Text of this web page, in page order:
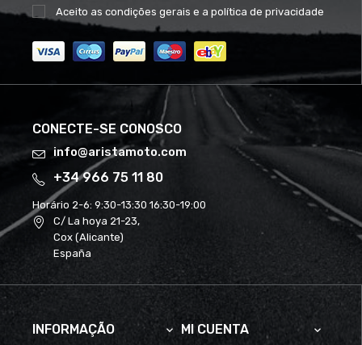
Aceito as condições gerais e a política de privacidade
CONECTE-SE CONOSCO
info@aristamoto.com
+34 966 75 11 80
Horário 2-6: 9:30-13:30 16:30-19:00
C/ La hoya 21-23,
Cox (Alicante)
España
INFORMAÇÃO  MI CUENTA 